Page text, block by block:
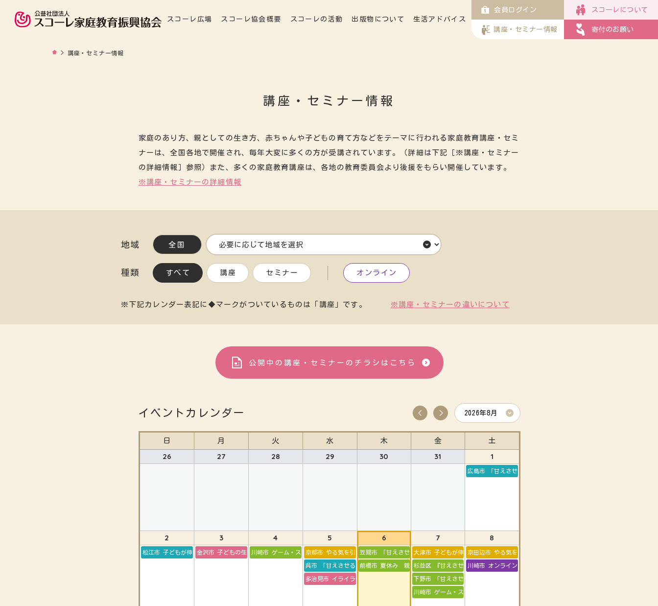
会員ログイン スコーレについて
講座・セミナー情報 寄付のお願い
スコーレ広場 スコーレ協会概要 スコーレの活動 出版物について 生活アドバイス
> 講座・セミナー情報
講座・セミナー情報
家庭のあり方、親としての生き方、赤ちゃんや子どもの育て方などをテーマに行われる家庭教育講座・セミ
ナーは、全国各地で開催され、毎年大変に多くの方が受講されています。（詳細は下記［※講座・セミナー
の詳細情報］参照）また、多くの家庭教育講座は、各地の教育委員会より後援をもらい開催しています。
※講座・セミナーの詳細情報
地域 全国
種類 すべて 講座 セミナー オンライン
※下記カレンダー表記に◆マークがついているものは「講座」です。 ※講座・セミナーの違いについて
公開中の講座・セミナーの チラシはこちら
イベントカレンダー
日 月 火 水 木 金 土
26 27 28 29 30 31 1
広島市 「甘えさせる」と「甘やかす」の違い
2
松江市 子どもが伸びる生活習慣
3
金沢市 子どもの生きる力を育てる
4
川崎市 ゲーム・スマホとの付き合い方
5
京都市 やる気を引き出す親になる
呉市 「甘えさせる」と「甘やかす」の違い
多治見市 イライラ子育てから卒業しよう！
6
笠間市 「甘えさせる」「甘やかす」の違い
前橋市 夏休み 親子の時間の過ごし方
7
大津市 子どもが伸びる生活習慣
杉並区 『甘えさせる』と『甘やかす』の違い
下野市 「甘えさせる」「甘やかす」の違い
川崎市 ゲーム・スマホとの付き合い方
8
京田辺市 やる気を引き出す親になる
川崎市 オンライン ゲーム・スマホとの付き合い方